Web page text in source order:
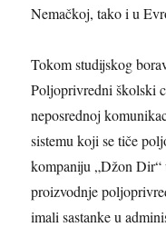
Nemačkoj, tako i u
Tokom studijskog
Poljoprivredni školski
neposrednoj
sistemu koji se tiče
kompaniju „Džon
proizvodnje
imali sastanke u